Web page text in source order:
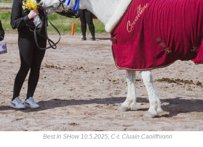
Best In SHow 10.5.2025, C-t. Cluain Caoilfhionn